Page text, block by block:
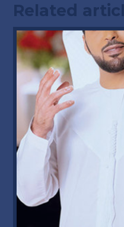
Related